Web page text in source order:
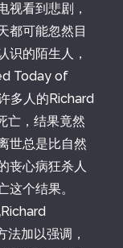
视看到悲剧，
都可能忽然目
识的陌生人，
Today of
多人的Richard
亡，结果竟然
世总是比自然
丧心病狂杀人
个结果。
加以强调，